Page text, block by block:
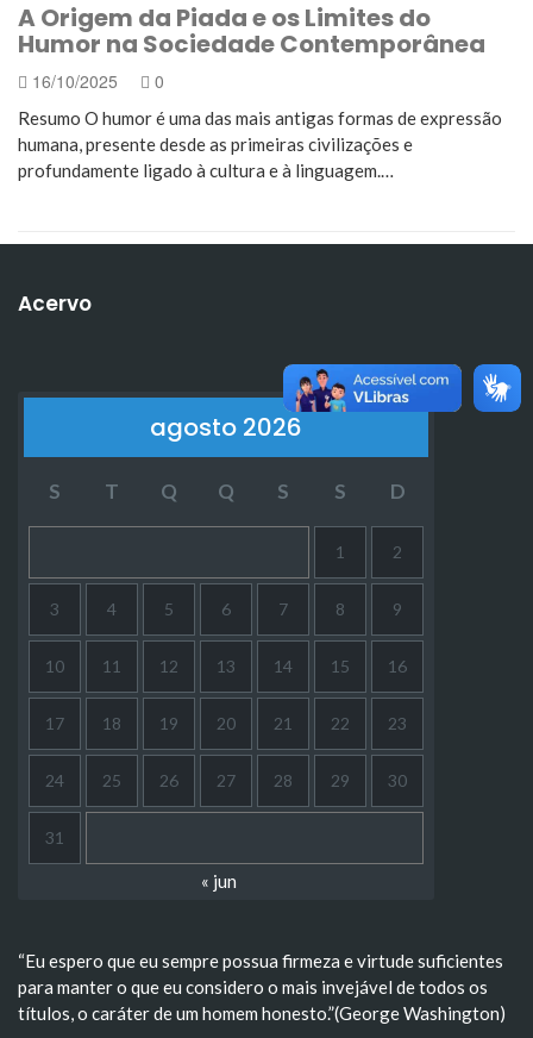
A Origem da Piada e os Limites do
Humor na Sociedade Contemporânea
16/10/2025 0
Resumo O humor é uma das mais antigas formas de expressão
humana, presente desde as primeiras civilizações e
profundamente ligado à cultura e à linguagem.…
Acervo
agosto 2026
S T Q Q S S D
1 2
3 4 5 6 7 8 9
10 11 12 13 14 15 16
17 18 19 20 21 22 23
24 25 26 27 28 29 30
31
« jun
“Eu espero que eu sempre possua firmeza e virtude suficientes
para manter o que eu considero o mais invejável de todos os
títulos, o caráter de um homem honesto.”(George Washington)